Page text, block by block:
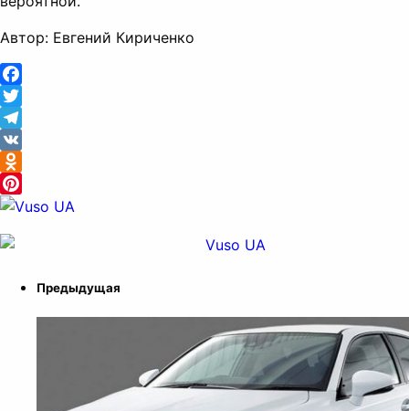
Автор: Евгений Кириченко
Facebook
Twitter
Telegram
VK
Odnoklassniki
Pinterest
Предыдущая